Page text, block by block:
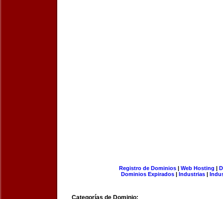
Registro de Dominios| Web Hosting |
Dominios Expirados | Industrias |
Categorías de Dominio: